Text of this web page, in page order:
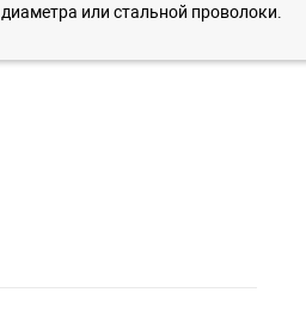
диаметра или стальной проволоки.